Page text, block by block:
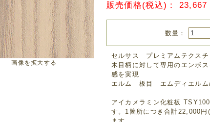
画像を拡大する
販売価格(税込)： 23,667
数量：
セルサス プレミアムテクスチ
木目柄に対して専用のエンボ
感を実現
エルム 板目 エムディエルム/
アイカメラミン化粧板
す。1箇所につき合計22,000円